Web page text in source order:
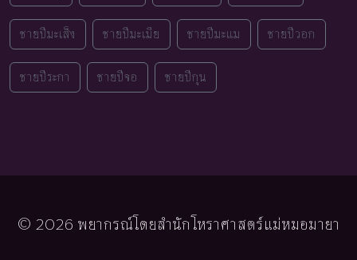
ชายปีมะเส็ง ชายปีมะเมีย ชายปีมะแม ชายปีวอก
ชายปีระกา ชายปีจอ ชายปีกุน
© 2026 พยากรณ์โดยสำนักโหราศาสตร์แม่หมอมายา